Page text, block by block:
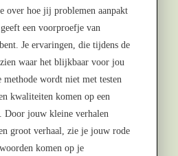
over hoe jij problemen aanpakt
een voorproefje van
Je ervaringen, die tijdens de
waar het blijkbaar voor jou
wordt niet met testen
kwaliteiten komen op een
Door jouw kleine verhalen
groot verhaal, zie je jouw rode
komen op je